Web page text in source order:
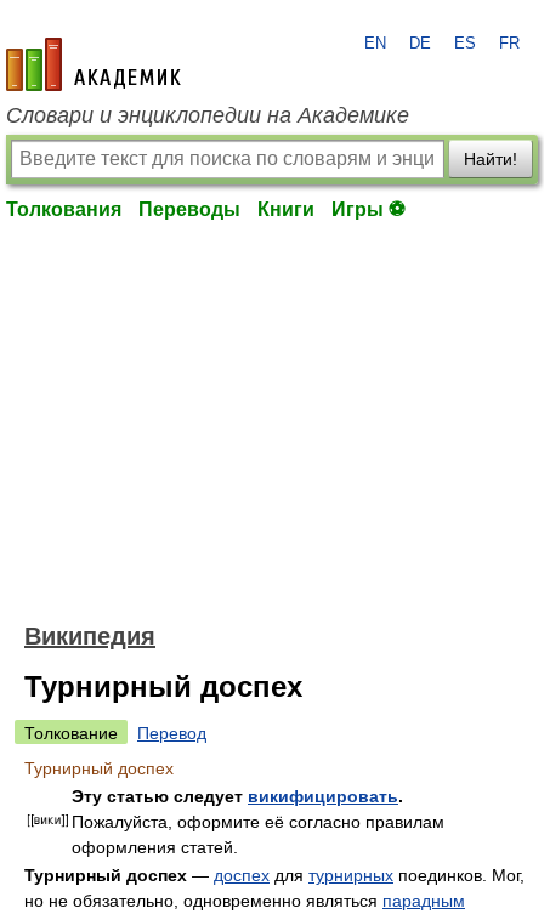
academic.ru
EN DE ES FR
Словари и энциклопедии на Академике
Найти!
Толкования Переводы Книги Игры ⚽
Википедия
Турнирный доспех
Толкование
Перевод
Турнирный доспех
Эту статью следует викифицировать.
Пожалуйста, оформите её согласно правилам
оформления статей.
Турнирный доспех — доспех для турнирных поединков. Мог,
но не обязательно, одновременно являться парадным